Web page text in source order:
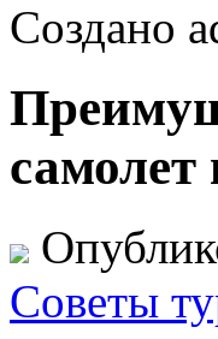
Создано
самолет
Советы